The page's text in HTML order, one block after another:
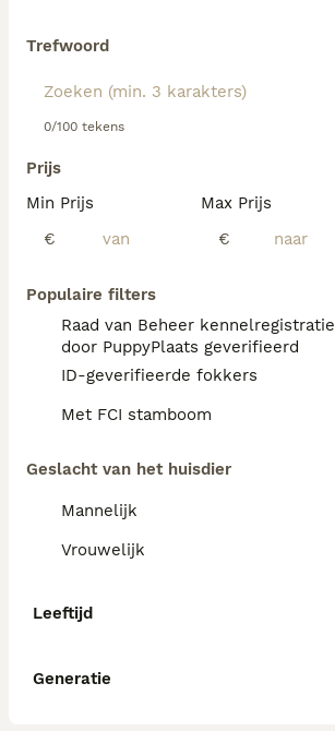
Trefwoord
0/100 tekens
Prijs
Min Prijs
€
Max Prijs
€
Populaire filters
Raad van Beheer kennelregistratie
door PuppyPlaats geverifieerd
ID-geverifieerde fokkers
Met FCI stamboom
Geslacht van het huisdier
Mannelijk
Vrouwelijk
Leeftijd
Generatie